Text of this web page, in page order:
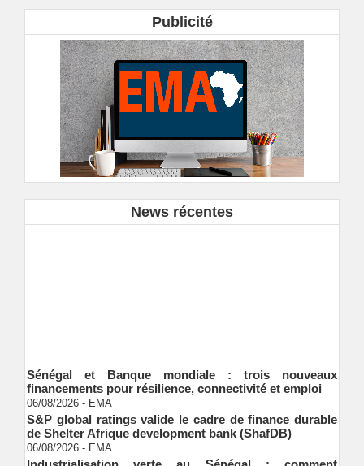
Publicité
News récentes
financements pour résilience, connectivité et emploi
06/08/2026 -EMA
S&P global ratings valide le cadre de finance durable
de Shelter Afrique development bank (ShafDB)
06/08/2026 -EMA
Industrialisation verte au Sénégal : comment